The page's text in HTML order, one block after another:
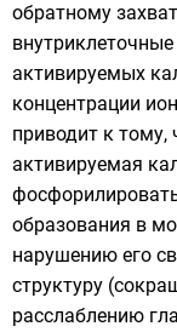
обратному
активируемых
концентрации
приводит к тому,
активируемая
образования в
нарушению его
структуру
расслаблению